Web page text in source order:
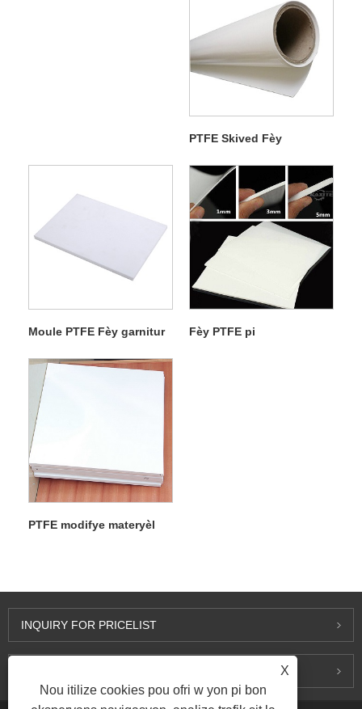
PTFE Skived Fèy
Moule PTFE Fèy garnitur Fèy PTFE pi
PTFE modifye materyèl
INQUIRY FOR PRICELIST
X
Nou itilize cookies pou ofri w yon pi bon